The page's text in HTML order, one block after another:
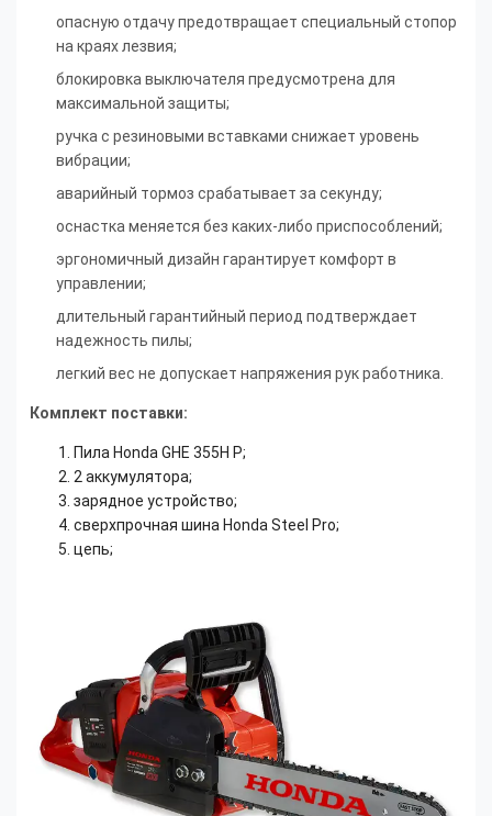
опасную отдачу предотвращает специальный стопор
на краях лезвия;
блокировка выключателя предусмотрена для
максимальной защиты;
ручка с резиновыми вставками снижает уровень
вибрации;
аварийный тормоз срабатывает за секунду;
оснастка меняется без каких-либо приспособлений;
эргономичный дизайн гарантирует комфорт в
управлении;
длительный гарантийный период подтверждает
надежность пилы;
легкий вес не допускает напряжения рук работника.
Комплект поставки:
Пила Honda GHE 355H P;
2 аккумулятора;
зарядное устройство;
сверхпрочная шина Honda Steel Pro;
цепь;